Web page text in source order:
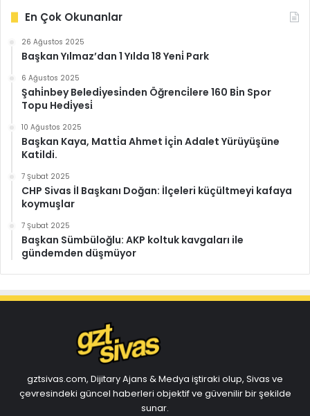
En Çok Okunanlar
26 Ağustos 2025
Başkan Yılmaz’dan 1 Yılda 18 Yeni̇ Park
6 Ağustos 2025
Şahi̇nbey Beledi̇yesi̇nden Öğrenci̇lere 160 Bi̇n Spor
Topu Hedi̇yesi̇
10 Ağustos 2025
Başkan Kaya, Matti̇a Ahmet İçi̇n Adalet Yürüyüşüne
Katildi.
7 Şubat 2025
CHP Sivas İl Başkanı Doğan: İlçeleri küçültmeyi kafaya
koymuşlar
7 Şubat 2025
Başkan Sümbüloğlu: AKP koltuk kavgaları ile
gündemden düşmüyor
gztsivas.com, Dijitary Ajans & Medya iştiraki olup, Sivas ve
çevresindeki güncel haberleri objektif ve güvenilir bir şekilde
sunar.